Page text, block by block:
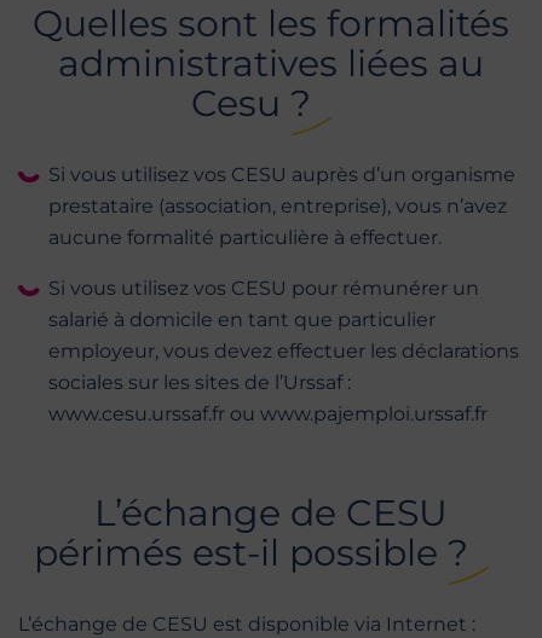
Quelles sont les formalités
administratives liées au
Cesu ?
Si vous utilisez vos CESU auprès d’un organisme
prestataire (association, entreprise), vous n’avez
aucune formalité particulière à effectuer.
Si vous utilisez vos CESU pour rémunérer un
salarié à domicile en tant que particulier
employeur, vous devez effectuer les déclarations
sociales sur les sites de l’Urssaf :
www.cesu.urssaf.fr ou www.pajemploi.urssaf.fr
L’échange de CESU
périmés est-il possible ?
L’échange de CESU est disponible via Internet :